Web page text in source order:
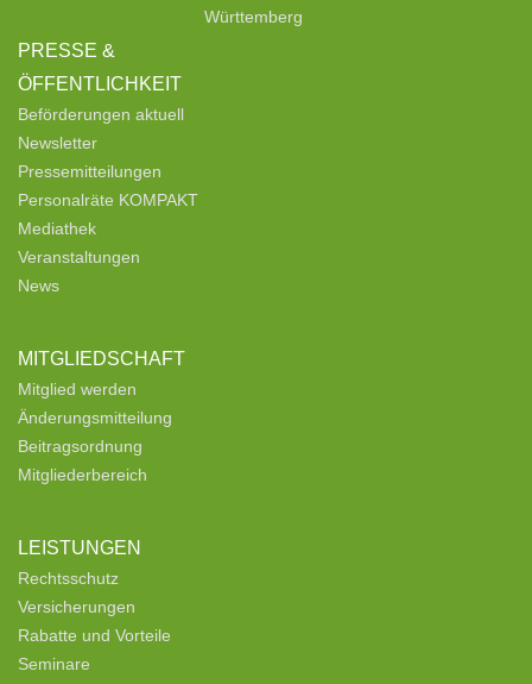
PRESSE &
ÖFFENTLICHKEIT
Beförderungen aktuell
Newsletter
Pressemitteilungen
Personalräte KOMPAKT
Mediathek
Veranstaltungen
News
MITGLIEDSCHAFT
Mitglied werden
Änderungsmitteilung
Beitragsordnung
Mitgliederbereich
LEISTUNGEN
Rechtsschutz
Versicherungen
Rabatte und Vorteile
Seminare
Württemberg